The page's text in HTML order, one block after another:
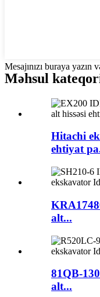
Mesajınızı buraya yazın
Məhsul
Hitachi
ehtiyat
alt...
81QB-
alt...